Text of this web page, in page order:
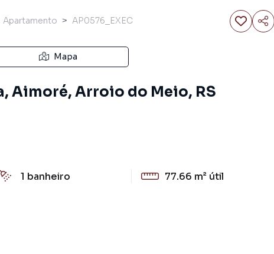
Apartamento AP0576_EXEC
Mapa
Aimoré, Arroio do Meio, RS
1 banheiro 77.66 m² útil